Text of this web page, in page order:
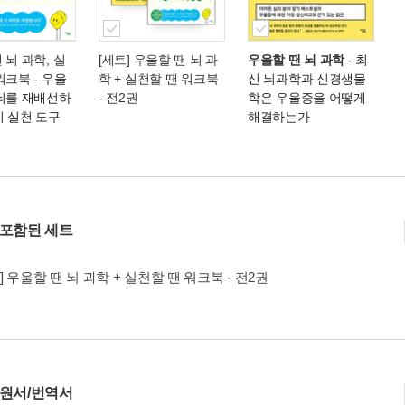
뇌 과학, 실
크북 - 우울
를 재배선하
실천 도구
[세트] 우울할 땐 뇌 과
학 + 실천할 땐 워크북
- 전2권
우울할 땐 뇌 과학- 최
신 뇌과학과 신경생물
학은 우울증을 어떻게
해결하는가
함된 세트
우울할 땐 뇌 과학 + 실천할 땐 워크북 - 전2권
서/번역서